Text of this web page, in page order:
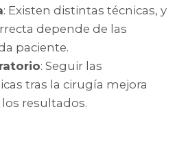
: Existen distintas técnicas, y
depende de las
paciente.
: Seguir las
tras la cirugía mejora
resultados.